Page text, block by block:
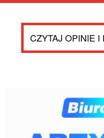
CZYTAJ OPINIE